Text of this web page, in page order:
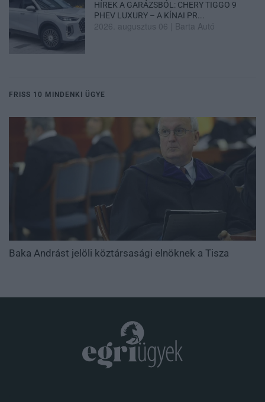
HÍREK A GARÁZSBÓL: CHERY TIGGO 9
PHEV LUXURY – A KÍNAI PR...
2026. augusztus 06 Barta Autó
FRISS 10 MINDENKI ÜGYE
Baka Andrást jelöli köztársasági elnöknek a Tisza